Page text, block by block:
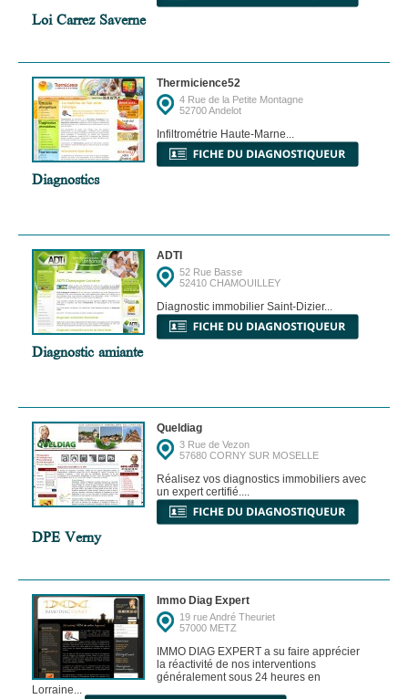
Loi Carrez Saverne
Thermicience52
4 Rue de la Petite Montagne
52700 Andelot
Infiltrométrie Haute-Marne...
Diagnostics
ADTI
52 Rue Basse
52410 CHAMOUILLEY
Diagnostic immobilier Saint-Dizier...
Diagnostic amiante
Queldiag
3 Rue de Vezon
57680 CORNY SUR MOSELLE
Réalisez vos diagnostics immobiliers avec
un expert certifié....
DPE Verny
Immo Diag Expert
19 rue André Theuriet
57000 METZ
IMMO DIAG EXPERT a su faire apprécier
la réactivité de nos interventions
généralement sous 24 heures en
Lorraine...